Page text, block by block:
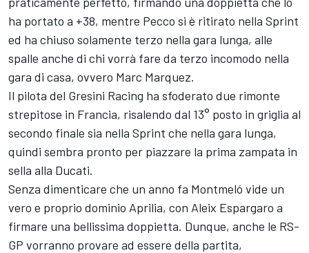
ha portato a +38, mentre Pecco si è ritirato nella Sprint
ed ha chiuso solamente terzo nella gara lunga, alle
spalle anche di chi vorrà fare da terzo incomodo nella
gara di casa, ovvero Marc Marquez.
Il pilota del Gresini Racing ha sfoderato due rimonte
strepitose in Francia, risalendo dal 13° posto in griglia al
secondo finale sia nella Sprint che nella gara lunga,
quindi sembra pronto per piazzare la prima zampata in
sella alla Ducati.
Senza dimenticare che un anno fa Montmeló vide un
vero e proprio dominio Aprilia, con Aleix Espargaro a
firmare una bellissima doppietta. Dunque, anche le RS-
GP vorranno provare ad essere della partita,